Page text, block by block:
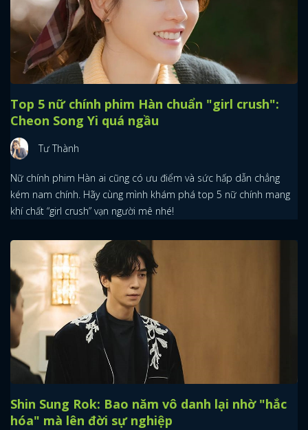
Top 5 nữ chính phim Hàn chuẩn "girl crush":
Cheon Song Yi quá ngầu
Tư Thành
Nữ chính phim Hàn ai cũng có ưu điểm và sức hấp dẫn chẳng
kém nam chính. Hãy cùng mình khám phá top 5 nữ chính mang
khí chất “girl crush” vạn người mê nhé!
Shin Sung Rok: Bao năm vô danh lại nhờ "hắc
hóa" mà lên đời sự nghiệp